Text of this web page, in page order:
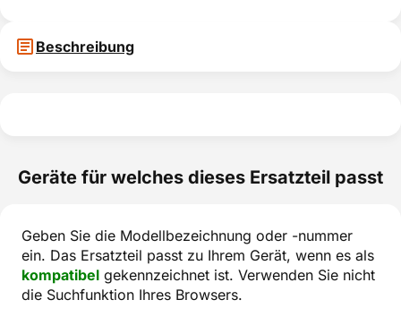
Beschreibung
Geräte für welches dieses Ersatzteil passt
Geben Sie die Modellbezeichnung oder -nummer
ein. Das Ersatzteil passt zu Ihrem Gerät, wenn es als
kompatibel gekennzeichnet ist. Verwenden Sie nicht
die Suchfunktion Ihres Browsers.